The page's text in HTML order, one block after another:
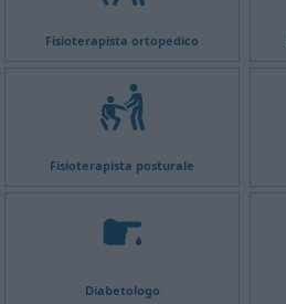
Fisioterapista ortopedico
Fisioterapista posturale
Diabetologo